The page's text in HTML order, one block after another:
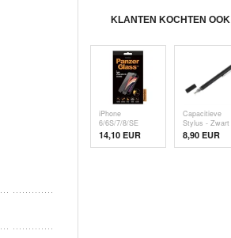
KLANTEN KOCHTEN OOK
iPhone
6/6S/7/8/SE
(2020)/SE (
14,10 EUR
Capacitieve
Stylus - Zwart
8,90 EUR